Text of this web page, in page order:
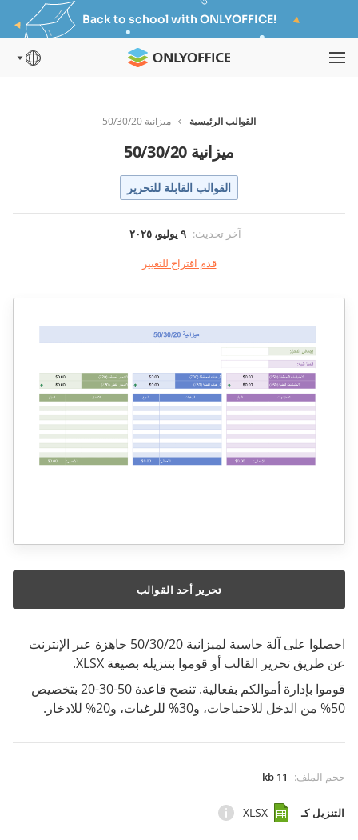
Back to school with ONLYOFFICE!
القوالب الرئيسية ميزانية 50/30/20
ميزانية 50/30/20
القوالب القابلة للتحرير
آخر تحديث: ٩ يوليو، ٢٠٢٥
قدم اقتراح للتغيير
احصلوا على آلة حاسبة لميزانية 50/30/20 جاهزة عبر الإنترنت
عن طريق تحرير القالب أو قوموا بتنزيله بصيغة XLSX.
قوموا بإدارة أموالكم بفعالية. تنصح قاعدة 50-30-20 بتخصيص
50% من الدخل للاحتياجات، و30% للرغبات، و20% للادخار.
حجم الملف:
11 kb
التنزيل كـ XLSX
تحرير أحد القوالب